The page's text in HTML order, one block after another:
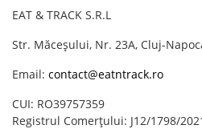
EAT & TRACK S.R.L
Str. Măceșului, Nr. 23A, Cluj-
Email: contact@eatntrack.ro
CUI: RO39757359
Registrul Comerțului: J12/1798/